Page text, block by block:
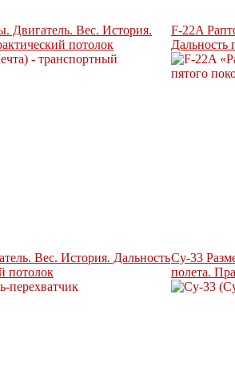
Двигатель. Вес. История.
потолок
F-22A
Дальность
Вес. История. Дальность
потолок
Су-33
полета.